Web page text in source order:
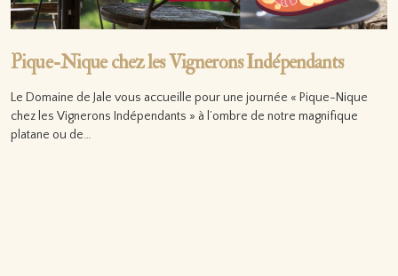
Pique-Nique chez les Vignerons Indépendants
Le Domaine de Jale vous accueille pour une journée « Pique-Nique
chez les Vignerons Indépendants » à l’ombre de notre magnifique
platane ou de…